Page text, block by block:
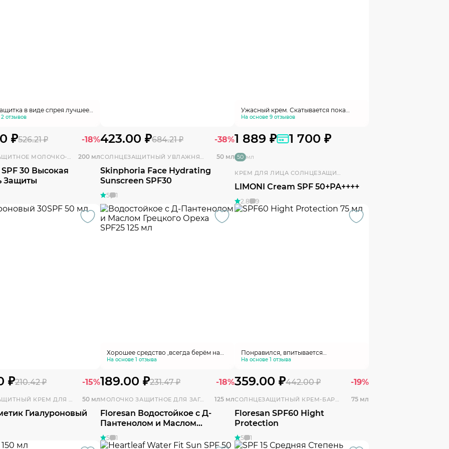
в виде спрея лучшее
прекрасная защита
отзывов
₽526.21 ₽ -18%
СОЛНЦЕЗАЩИТНОЕ МОЛОЧКО-СПРЕЙ 200 мл
30 Высокая
Защиты
423.00 ₽684.21 ₽ -38%
СОЛНЦЕЗАЩИТНЫЙ УВЛАЖНЯЮЩИЙ КРЕМ ДЛЯ ЛИЦА 50 мл
Skinphoria Face Hydrating
Sunscreen SPF30
5 1
Ужасный крем. Скатывается пока
пытаешься нанести его, пользоваться
желании
На основе 9 отзывов
1 889 ₽ 1 700 ₽
50 мл
КРЕМ ДЛЯ ЛИЦА СОЛНЦЕЗАЩИТНЫЙ
LIMONI Cream SPF 50+РА++++
2.8 9
₽210.42 ₽ -15%
СОЛНЦЕЗАЩИТНЫЙ КРЕМ ДЛЯ ЛИЦА И ТЕЛА 50 мл
Гиалуроновый
Хорошее средство ,всегда берём на
отдых !!!
На основе 1 отзыва
189.00 ₽231.47 ₽ -18%
МОЛОЧКО ЗАЩИТНОЕ ДЛЯ ЗАГАРА 125 мл
Floresan Водостойкое с Д-
Пантенолом и Маслом
Грецкого Ореха SPF25
5 1
Понравился, впитывается
моментально, не оставляя липкости,
На основе 1 отзыва
359.00 ₽442.00 ₽ -19%
СОЛНЦЕЗАЩИТНЫЙ КРЕМ-БАРЬЕР 75 мл
Floresan SPF60 Hight
Protection
5 1